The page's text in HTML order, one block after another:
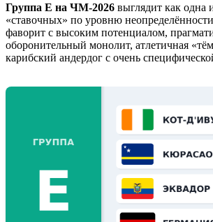
Группа E на ЧМ-2026 выглядит как одна
«ставочных» по уровню
фаворит с высоким потенциалом,
оборонительный монолит, атлетичная
карибский андердог с очень